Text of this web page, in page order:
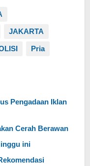
JAKARTA
Pria
Pengadaan Iklan
Cerah Berawan
ini